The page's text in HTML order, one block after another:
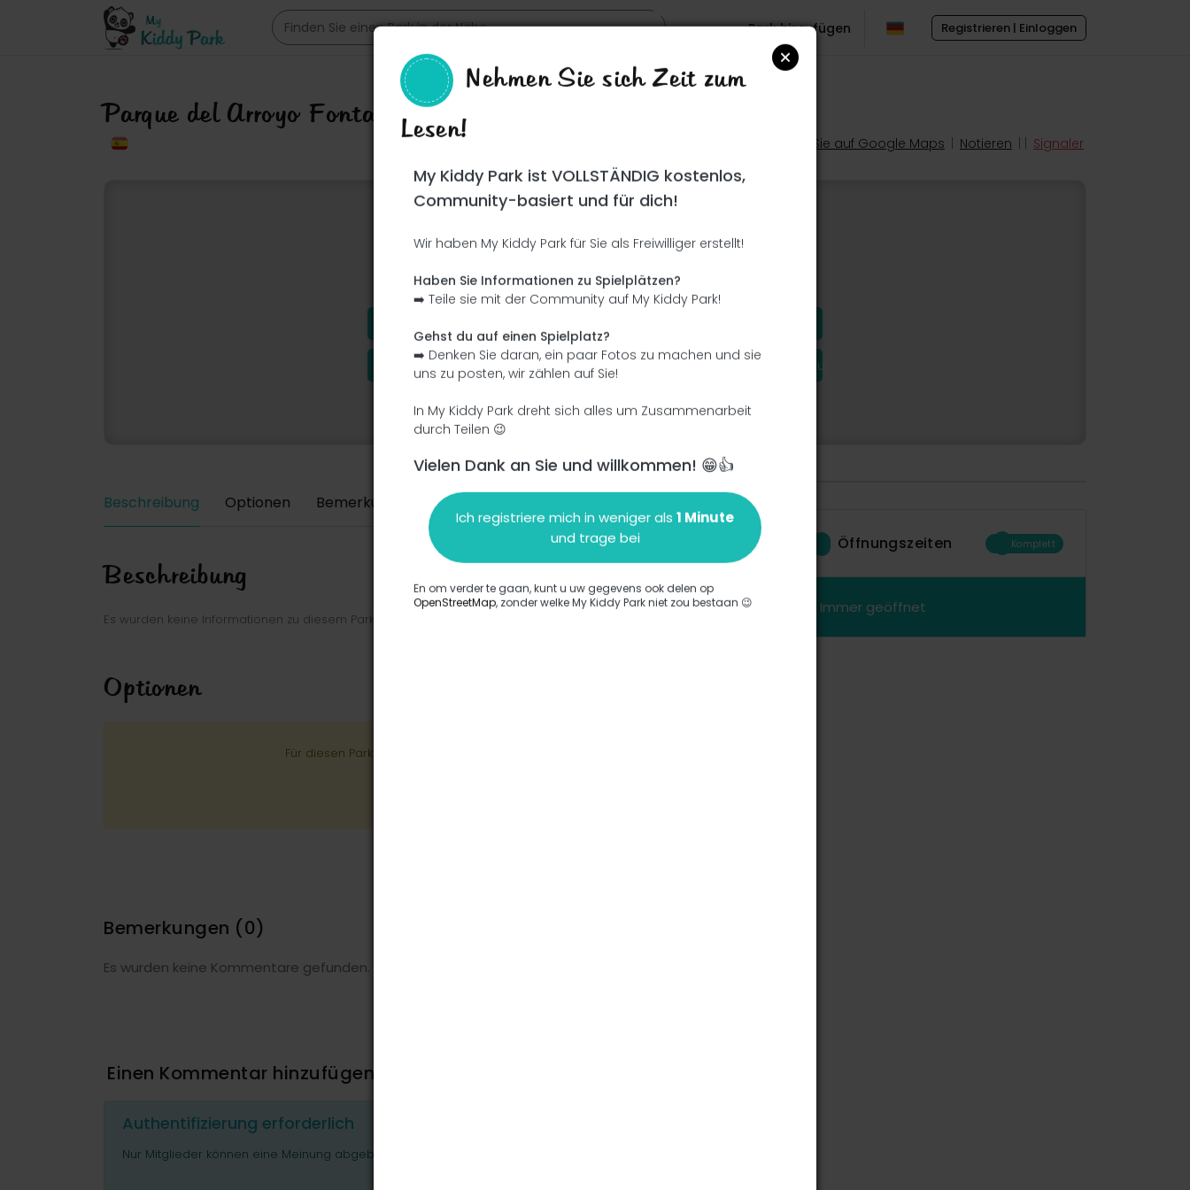
Registrieren | Einloggen
Park hinzufügen
Parque del Arroyo Fontarrón
Suchen Sie auf Google Maps Notieren Signaler
Ce parc n'a pas encore été visité ! À toi de jouer !
Soit l'aventurier qui découvre ce parc en premier !
Ich füge eine Beschreibung hinzu Ich füge die Ausrüstung hinzu
Beschreibung Optionen Bemerkungen Einen Kommentar hinzufügen
Beschreibung
Es wurden keine Informationen zu diesem Park eingegeben.
Optionen
Für diesen Park wurde keine Option eingegeben.
Bemerkungen (0)
Es wurden keine Kommentare gefunden.
Einen Kommentar hinzufügen
Authentifizierung erforderlich
Nur Mitglieder können eine Meinung abgeben oder Fragen stellen.
Öffnungszeiten Komplett
Immer geöffnet
Nehmen Sie sich Zeit zum
Lesen!
My Kiddy Park ist VOLLSTÄNDIG kostenlos,
Community-basiert und für dich!
Wir haben My Kiddy Park für Sie als Freiwilliger erstellt!
Haben Sie Informationen zu Spielplätzen?
➡️ Teile sie mit der Community auf My Kiddy Park!
Gehst du auf einen Spielplatz?
➡️ Denken Sie daran, ein paar Fotos zu machen und sie
uns zu posten, wir zählen auf Sie!
In My Kiddy Park dreht sich alles um Zusammenarbeit
durch Teilen 😉
Vielen Dank an Sie und willkommen! 😁👍
Ich registriere mich in weniger als 1 Minute
und trage bei
En om verder te gaan, kunt u uw gegevens ook delen op
OpenStreetMap, zonder welke My Kiddy Park niet zou bestaan 😉